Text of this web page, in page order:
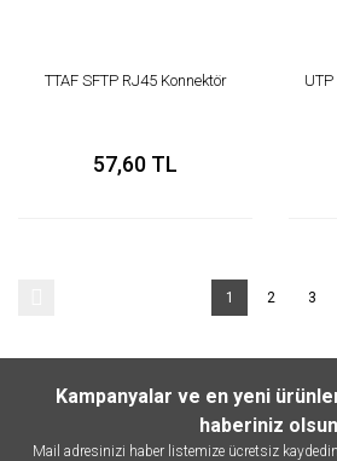
TTAF SFTP RJ45 Konnektör
57,60 TL
1 2 3
Kampanyalar ve en yeni
haberiniz
Mail adresinizi haber listemize ücretsiz